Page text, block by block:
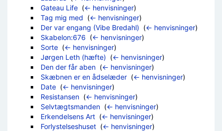
Gateau Life‎ (← henvisninger)
Tag mig med (← henvisninger)
Der var engang (Vibe Bredahl) (← henvisninger)
Skabelon:676 (← henvisninger)
Sorte‎ (← henvisninger)
Jørgen Leth (hæfte) (← henvisninger)
Den der får aben‎ (← henvisninger)
Skæbnen er en ådselæder‎ (← henvisninger)
Date‎ (← henvisninger)
Resistansen‎ (← henvisninger)
Selvtægtsmanden‎ (← henvisninger)
Erkendelsens Art‎ (← henvisninger)
Forlystelseshuset‎ (← henvisninger)